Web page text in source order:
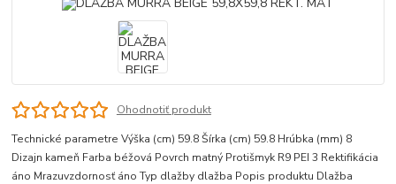
Ohodnotiť produkt
Technické parametre Výška (cm) 59.8 Šírka (cm) 59.8 Hrúbka (mm) 8
Dizajn kameň Farba béžová Povrch matný Protišmyk R9 PEI 3 Rektifikácia
áno Mrazuvzdornosť áno Typ dlažby dlažba Popis produktu Dlažba